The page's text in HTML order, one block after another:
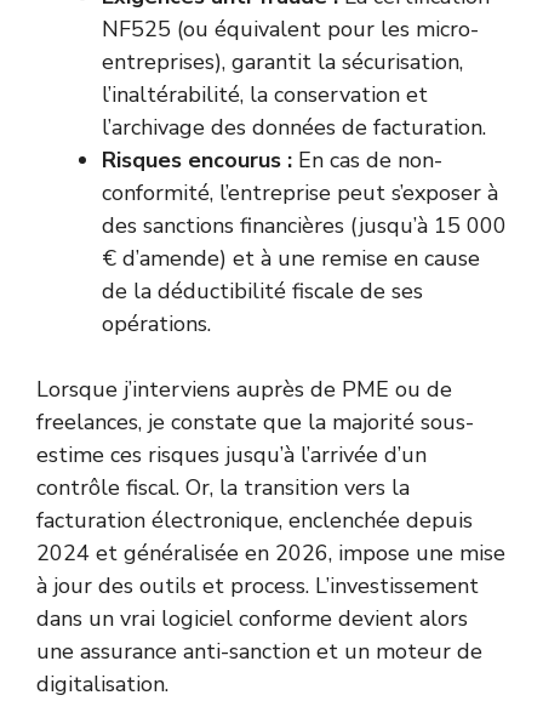
NF525 (ou équivalent pour les micro-
entreprises), garantit la sécurisation,
l’inaltérabilité, la conservation et
l’archivage des données de facturation.
Risques encourus : En cas de non-
conformité, l’entreprise peut s’exposer à
des sanctions financières (jusqu’à 15 000
€ d’amende) et à une remise en cause
de la déductibilité fiscale de ses
opérations.
Lorsque j’interviens auprès de PME ou de
freelances, je constate que la majorité sous-
estime ces risques jusqu’à l’arrivée d’un
contrôle fiscal. Or, la transition vers la
facturation électronique, enclenchée depuis
2024 et généralisée en 2026, impose une mise
à jour des outils et process. L’investissement
dans un vrai logiciel conforme devient alors
une assurance anti-sanction et un moteur de
digitalisation.